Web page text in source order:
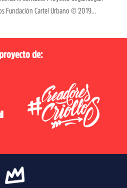
Fundación Cartel Urbano © 2019...
de: